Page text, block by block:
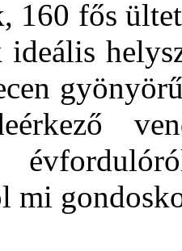
160 fős
ideális
mi